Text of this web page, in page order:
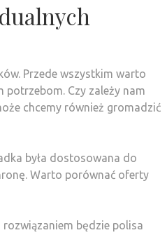
Przede wszystkim warto
potrzebom. Czy zależy nam
chcemy również gromadzić
była dostosowana do
Warto porównać oferty
będzie polisa